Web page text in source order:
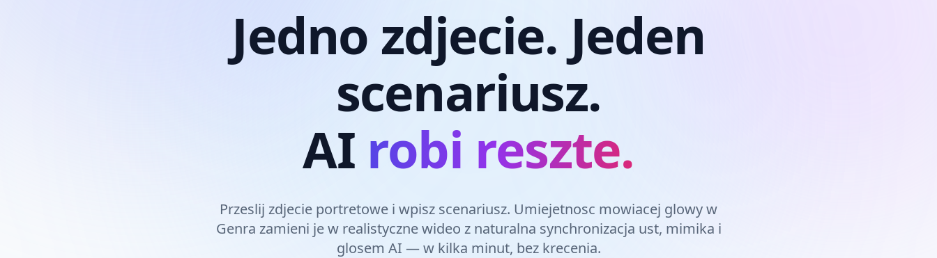
Jedno zdjecie. Jeden
scenariusz.
AI robi reszte.
Przeslij zdjecie portretowe i wpisz scenariusz. Umiejetnosc mowiacej glowy w
Genra zamieni je w realistyczne wideo z naturalna synchronizacja ust, mimika i
glosem AI — w kilka minut, bez krecenia.